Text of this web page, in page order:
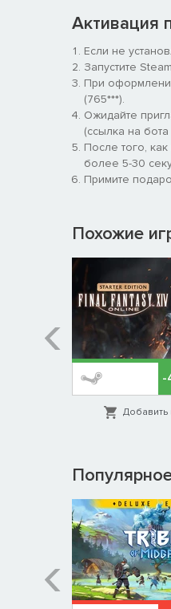
Активация
Если не
Запустите
При
(765***).
Ожидайте
(ссылка на
После того,
более 5-30
Примите
Похожие
-
Добавить